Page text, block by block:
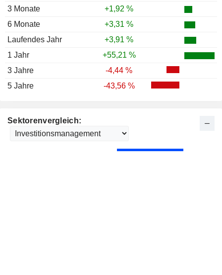
3 Monate
+1,92 %
6 Monate
+3,31 %
Laufendes Jahr
+3,91 %
1 Jahr
+55,21 %
3 Jahre
-4,44 %
5 Jahre
-43,56 %
Sektorenvergleich: